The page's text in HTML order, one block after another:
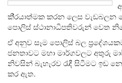
කි‍්‍රයාත්මක කරන ලෙස වැඩබලන
පොලිස් ස්ථානාධිපතිවරුන් වෙත
ඒ අනුව සෑම පොලිස් බල
ජනතාවට මහා මාර්ගවලට අතුරු
නිවසින් බැහැරව රැඳී සිටීමට ඉඩ
කර ඇත.